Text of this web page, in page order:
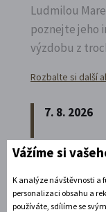
Ludmilou
poznejte jeho
výzdobu z
Rozbalte si další
7. 8. 2026
Noční
Poznejte
působivém
Vážíme si
K analýze návštěvnosti a
personalizaci obsahu a
používáte, sdílíme se